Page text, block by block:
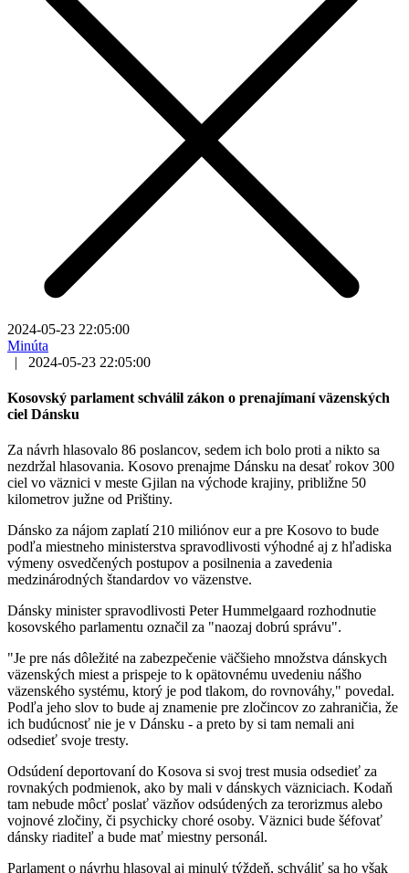
2024-05-23 22:05:00
Minúta
|
2024-05-23 22:05:00
Kosovský parlament schválil zákon o prenajímaní väzenských
ciel Dánsku
Za návrh hlasovalo 86 poslancov, sedem ich bolo proti a nikto sa
nezdržal hlasovania. Kosovo prenajme Dánsku na desať rokov 300
ciel vo väznici v meste Gjilan na východe krajiny, približne 50
kilometrov južne od Prištiny.
Dánsko za nájom zaplatí 210 miliónov eur a pre Kosovo to bude
podľa miestneho ministerstva spravodlivosti výhodné aj z hľadiska
výmeny osvedčených postupov a posilnenia a zavedenia
medzinárodných štandardov vo väzenstve.
Dánsky minister spravodlivosti Peter Hummelgaard rozhodnutie
kosovského parlamentu označil za "naozaj dobrú správu".
"Je pre nás dôležité na zabezpečenie väčšieho množstva dánskych
väzenských miest a prispeje to k opätovnému uvedeniu nášho
väzenského systému, ktorý je pod tlakom, do rovnováhy," povedal.
Podľa jeho slov to bude aj znamenie pre zločincov zo zahraničia, že
ich budúcnosť nie je v Dánsku - a preto by si tam nemali ani
odsedieť svoje tresty.
Odsúdení deportovaní do Kosova si svoj trest musia odsedieť za
rovnakých podmienok, ako by mali v dánskych väzniciach. Kodaň
tam nebude môcť poslať väzňov odsúdených za terorizmus alebo
vojnové zločiny, či psychicky choré osoby. Väznici bude šéfovať
dánsky riaditeľ a bude mať miestny personál.
Parlament o návrhu hlasoval aj minulý týždeň, schváliť sa ho však